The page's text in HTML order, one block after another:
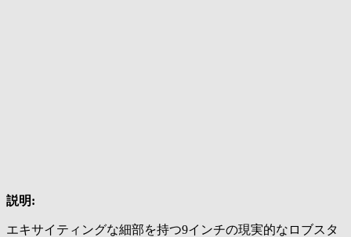
説明:
エキサイティングな細部を持つ9インチの現実的なロブスタ